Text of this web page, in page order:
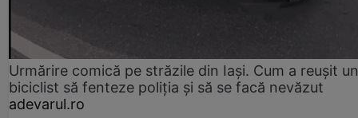
Urmărire comică pe străzile din Iași. Cum a reușit un
biciclist să fenteze poliția și să se facă nevăzut
adevarul.ro